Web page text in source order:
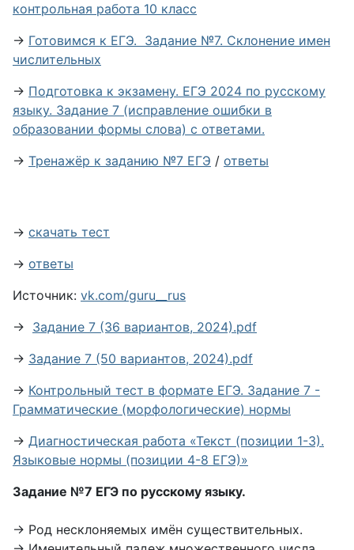
контрольная работа 10 класс
→ Готовимся к ЕГЭ. Задание №7. Склонение имен
числительных
→ Подготовка к экзамену. ЕГЭ 2024 по русскому
языку. Задание 7 (исправление ошибки в
образовании формы слова) с ответами.
→ Тренажёр к заданию №7 ЕГЭ / ответы
→ скачать тест
→ ответы
Источник: vk.com/guru__rus
→ Задание 7 (36 вариантов, 2024).pdf
→ Задание 7 (50 вариантов, 2024).pdf
→ Контрольный тест в формате ЕГЭ. Задание 7 -
Грамматические (морфологические) нормы
→ Диагностическая работа «Текст (позиции 1-3).
Языковые нормы (позиции 4-8 ЕГЭ)»
Задание №7 ЕГЭ по русскому языку.
→ Род несклоняемых имён существительных.